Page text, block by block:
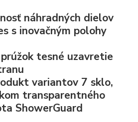
náhradných dielov
s inovačným polohy
tesné uzavretie
variantov 7 sklo,
transparentného
ShowerGuard